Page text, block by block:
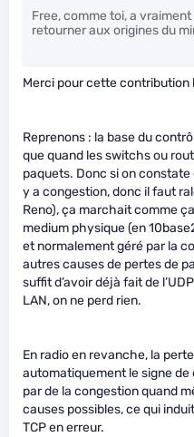
Free, comme toi, a
retourner aux origines du
Merci pour cette
Reprenons : la base du
que quand les switchs ou
paquets. Donc si on constate
y a congestion, donc il faut
Reno), ça marchait comme
medium physique (en
et normalement géré par la
autres causes de pertes de
suffit d’avoir déjà fait de
LAN, on ne perd rien.
En radio en revanche, la
automatiquement le signe
par de la congestion quand
causes possibles, ce qui
TCP en erreur.